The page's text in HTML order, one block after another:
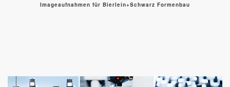
Imageaufnahmen für Bierlein+Schwarz Formenbau